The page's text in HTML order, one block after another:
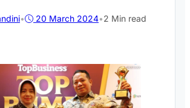
• 20 March 2024•2 Min read